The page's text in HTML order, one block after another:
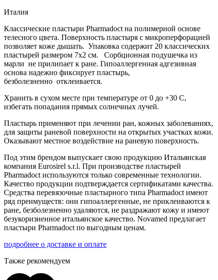
Италия
Классические пластыри Pharmadoct на полимерной основе
телесного цвета. Поверхность пластыря с микроперфорацией
позволяет коже дышать. Упаковка содержит 20 классических
пластырей размером 7x2 см. Сорбционная подушечка из
марли не прилипает к ране. Гипоаллергенная адгезивная
основа надежно фиксирует пластырь,
безболезненно отклеивается.
Хранить в сухом месте при температуре от 0 до +30 С,
избегать попадания прямых солнечных лучей.
Пластырь применяют при лечении ран, кожных заболеваниях,
для защиты раневой поверхности на открытых участках кожи.
Оказывают местное воздействие на раневую поверхность.
Под этим брендом выпускает свою продукцию Итальянская
компания Eurosirel s.r.l. При производстве пластырей
Pharmadoct используются только современные технологии.
Качество продукции подтверждается сертификатами качества.
Средства перевязочные пластырного типа Pharmadoct имеют
ряд преимуществ: они гипоаллергенные, не приклеиваются к
ране, безболезненно удаляются, не раздражают кожу и имеют
безукоризненное итальянское качество. Novamed предлагает
пластыри Pharmadoct по выгодным ценам.
подробнее о доставке и оплате
Также рекомендуем